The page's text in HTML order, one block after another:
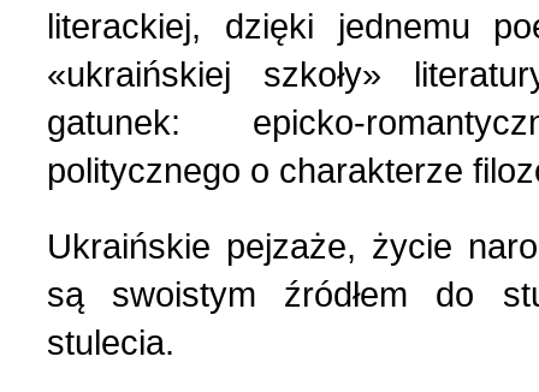
literackiej, dzięki jednemu
«ukraińskiej szkoły»
gatunek: epicko-
politycznego o charakterze
Ukraińskie pejzaże, życie
są swoistym źródłem do
stulecia.